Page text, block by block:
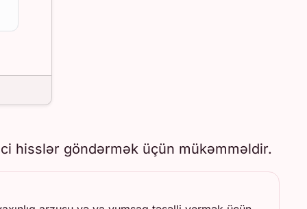
hisslər göndərmək üçün mükəmməldir.